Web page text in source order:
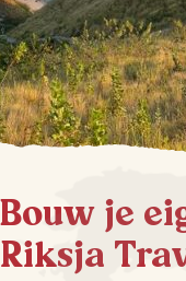
Bouw je
Riksja